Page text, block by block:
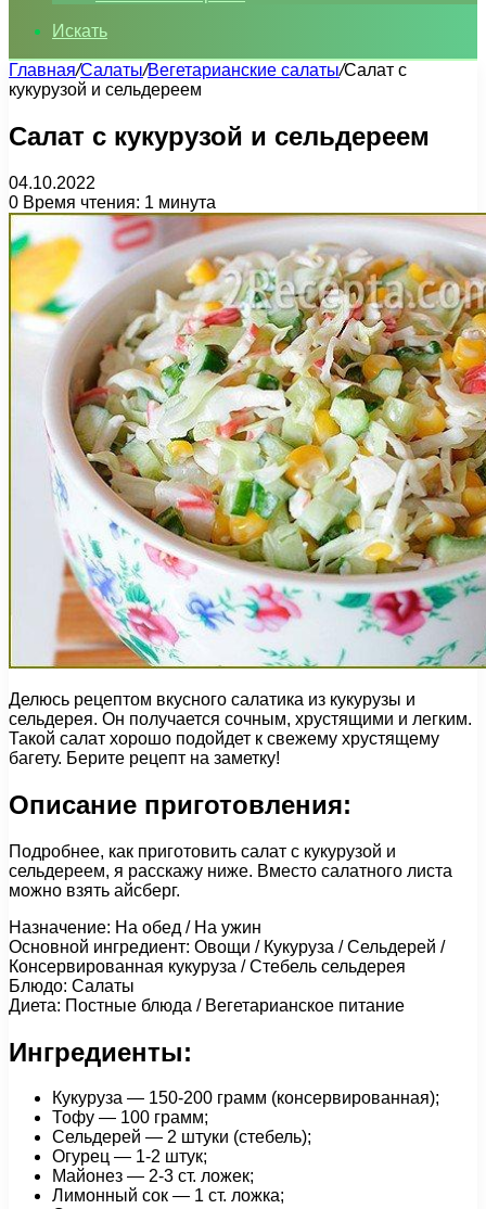
Искать
Главная/Салаты/Вегетарианские салаты/Салат с
кукурузой и сельдереем
Салат с кукурузой и сельдереем
04.10.2022
0 Время чтения: 1 минута
Делюсь рецептом вкусного салатика из кукурузы и
сельдерея. Он получается сочным, хрустящими и легким.
Такой салат хорошо подойдет к свежему хрустящему
багету. Берите рецепт на заметку!
Описание приготовления:
Подробнее, как приготовить салат с кукурузой и
сельдереем, я расскажу ниже. Вместо салатного листа
можно взять айсберг.
Назначение: На обед / На ужин
Основной ингредиент: Овощи / Кукуруза / Сельдерей /
Консервированная кукуруза / Стебель сельдерея
Блюдо: Салаты
Диета: Постные блюда / Вегетарианское питание
Ингредиенты:
Кукуруза — 150-200 грамм (консервированная);
Тофу — 100 грамм;
Сельдерей — 2 штуки (стебель);
Огурец — 1-2 штук;
Майонез — 2-3 ст. ложек;
Лимонный сок — 1 ст. ложка;